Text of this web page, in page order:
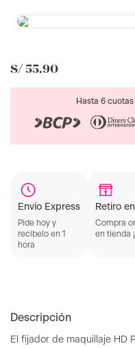
S/ 55.90
Hasta 6
Envío Express
Pide hoy y
recíbelo en 1
hora
Retiro
Compra
en tienda
Descripción
El fijador de maquillaje HD